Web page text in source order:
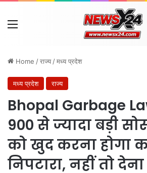
Menu
Home /राज्य /मध्य प्रदेश
मध्य प्रदेश राज्य
Bhopal Garbage
900 से ज्यादा बड़ी
को खुद करना होगा
निपटारा, नहीं तो देना